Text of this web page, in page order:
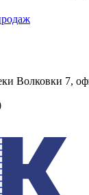
Волковки 7,